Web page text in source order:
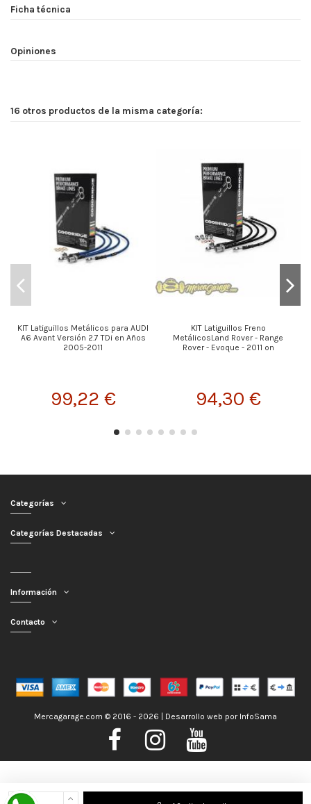
Nos encontramos de Vacaciones, no obstante los pedidos hechos se
Ficha técnica
Opiniones
16 otros productos de la misma categoría:
KIT Latiguillos Metálicos para AUDI
A6 Avant Versión 2.7 TDi en Años
2005-2011
99,22 €
KIT Latiguillos Freno
MetálicosLand Rover - Range
Rover - Evoque - 2011 on
94,30 €
Categorías
Categorías Destacadas
Información
Contacto
Mercagarage.com © 2016 - 2026 | Desarrollo web por InfoSama